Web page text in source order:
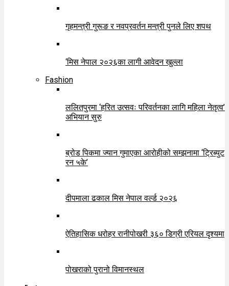
गृहमन्त्री गुरूङ र नवप्रवर्तन मन्त्री पुनले लिए शपथ
‘मिस नेपाल २०२६का लागी आवेदन खुल्ला
Fashion
ललितपुरमा ‘हरित उत्सवः परिवर्तनका लागि महिला नेतृत्व’
अभियान सुरु
ब्रोड पिकमा ज्यान गुमाएका आरोहीको सम्झनामा ‘ट्रिब्युट
रन ५के’
दीपमाला ढकाल मिस नेपाल वर्ल्ड २०२६
ऐतिहासिक धरोहर रानीपोखरी ३६० डिग्री एरियल दृश्यमा
पोखराको पुरानो विमानस्थल